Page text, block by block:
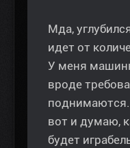
Мда,
идет от
У меня
вроде
поднимаются.
вот и думаю,
будет